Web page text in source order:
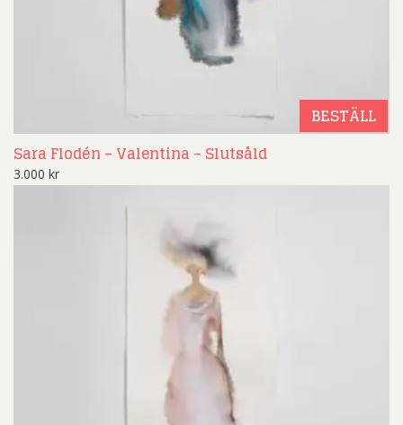
BESTÄLL
Sara Flodén – Valentina – Slutsåld
3.000 kr